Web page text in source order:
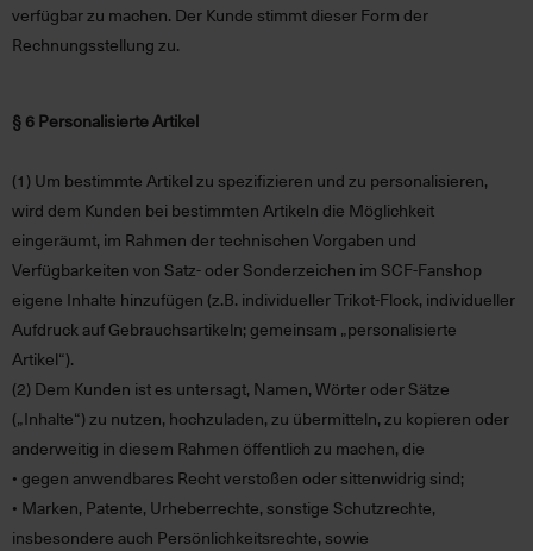
verfügbar zu machen. Der Kunde stimmt dieser Form der
Rechnungsstellung zu.
§ 6 Personalisierte Artikel
(1) Um bestimmte Artikel zu spezifizieren und zu personalisieren,
wird dem Kunden bei bestimmten Artikeln die Möglichkeit
eingeräumt, im Rahmen der technischen Vorgaben und
Verfügbarkeiten von Satz- oder Sonderzeichen im SCF-Fanshop
eigene Inhalte hinzufügen (z.B. individueller Trikot-Flock, individueller
Aufdruck auf Gebrauchsartikeln; gemeinsam „personalisierte
Artikel“).
(2) Dem Kunden ist es untersagt, Namen, Wörter oder Sätze
(„Inhalte“)zu nutzen, hochzuladen, zu übermitteln, zu kopieren oder
anderweitig in diesem Rahmen öffentlich zu machen, die
• gegen anwendbares Recht verstoßen oder sittenwidrig sind;
• Marken, Patente, Urheberrechte, sonstige Schutzrechte,
insbesondere auch Persönlichkeitsrechte, sowie